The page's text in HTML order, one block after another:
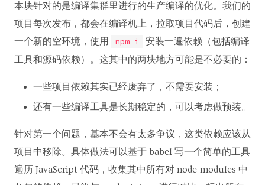
本块针对的是编译集群里进行的生产编译的优化。我们的
项目每次发布，都会在编译机上，拉取项目代码后，创建
一个新的空环境，使用
npm i
安装一遍依赖（包括编译
工具和源码依赖）。这其中的两块地方可能是不必要的：
一些项目依赖其实已经废弃了，不需要安装；
还有一些编译工具是长期稳定的，可以考虑做预装。
针对第一个问题，基本不会有太多争议，这类依赖应该从
项目中移除。具体做法可以基于 babel 写一个简单的工具
遍历 JavaScript 代码，收集其中所有对 node_modules 中